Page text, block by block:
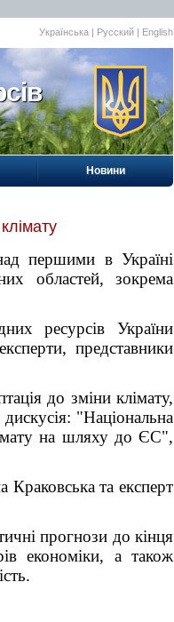
Українська | Русский | English
Новини
першими в Україні
областей, зокрема
ресурсів України
представники
до зміни клімату,
дискусія: "Національна
на шляху до ЄС",
Краковська та експерт
прогнози до кінця
економіки, а також